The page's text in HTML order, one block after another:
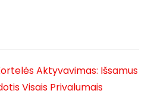
Aktyvavimas: Išsamus
Visais Privalumais